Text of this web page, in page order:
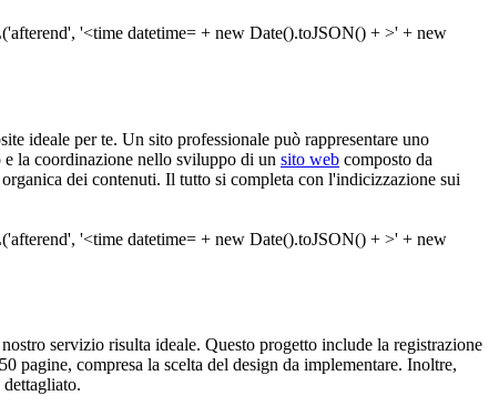
ideale per te. Un sito professionale può rappresentare uno
la coordinazione nello sviluppo di un sito web composto da
dei contenuti. Il tutto si completa con l'indicizzazione sui
servizio risulta ideale. Questo progetto include la registrazione
pagine, compresa la scelta del design da implementare. Inoltre,